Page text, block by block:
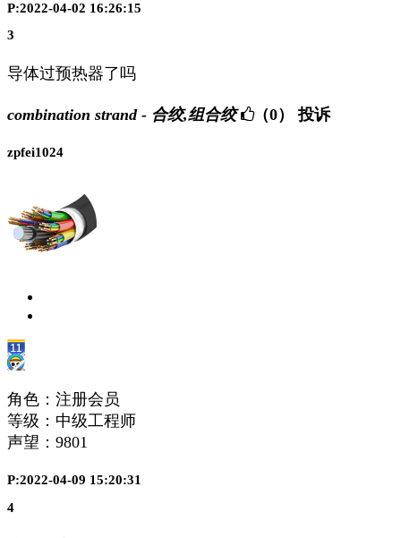
P:2022-04-02 16:26:15
3
导体过预热器了吗
combination strand - 合绞,组合绞 （0） 投诉
zpfei1024
角色：注册会员
等级：中级工程师
声望： 9801
P:2022-04-09 15:20:31
4